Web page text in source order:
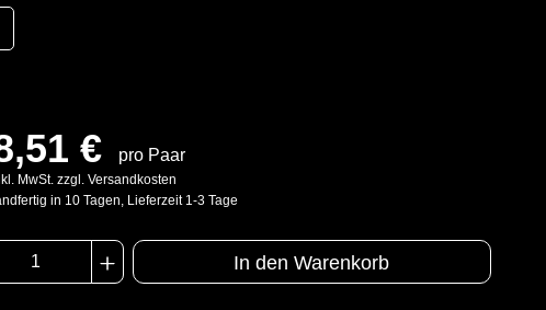
€ pro Paar
MwSt. zzgl. Versandkosten
in 10 Tagen, Lieferzeit 1-3 Tage
In den Warenkorb